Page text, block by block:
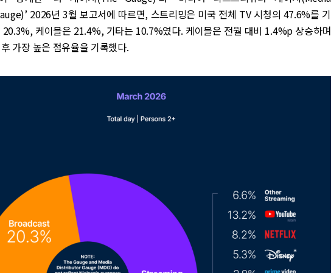
2026년 3월 보고서에 따르면, 스트리밍은 미국 전체 TV 시청의 47.6%를 기
20.3%, 케이블은 21.4%, 기타는 10.7%였다. 케이블은 전월 대비 1.4%p 상승하며
가장 높은 점유율을 기록했다.